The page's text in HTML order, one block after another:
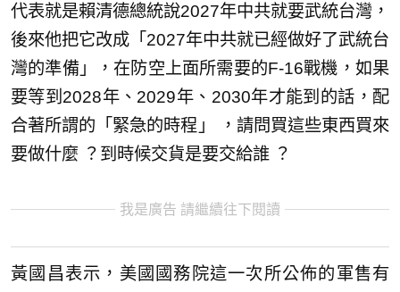
代表就是賴清德總統說2027年中共就要武統台灣，
後來他把它改成「2027年中共就已經做好了武統台
灣的準備」，在防空上面所需要的F-16戰機，如果
要等到2028年、2029年、2030年才能到的話，配
合著所謂的「緊急的時程」 ，請問買這些東西買來
要做什麼 ？到時候交貨是要交給誰 ？
我是廣告 請繼續往下閱讀
黃國昌表示，美國國務院這一次所公佈的軍售有